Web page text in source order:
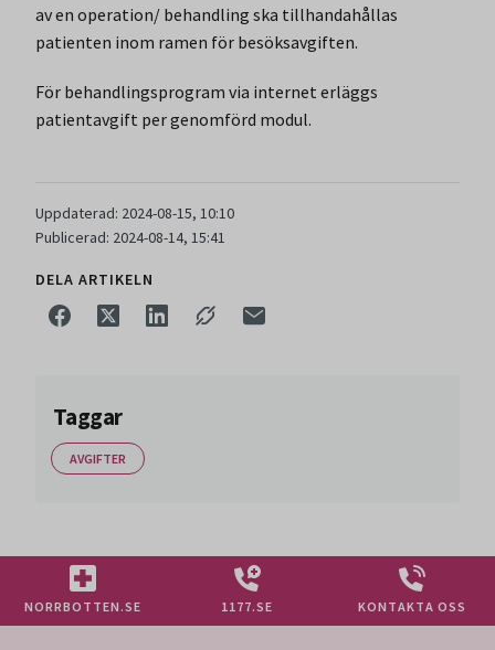
av en operation/ behandling ska tillhandahållas
patienten inom ramen för besöksavgiften.
För behandlingsprogram via internet erläggs
patientavgift per genomförd modul.
Uppdaterad: 2024-08-15, 10:10
Publicerad: 2024-08-14, 15:41
DELA ARTIKELN
Taggar
AVGIFTER
NORRBOTTEN.SE 1177.SE KONTAKTA OSS